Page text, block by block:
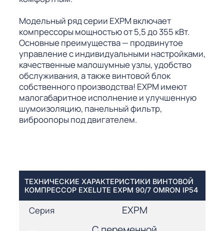
Модельный ряд серии EXPM включает
компрессоры мощностью от 5,5 до 355 кВт.
Основные преимущества — продвинутое
управление с индивидуальными настройками,
качественные малошумные узлы, удобство
обслуживания, а также винтовой блок
собственного производства! EXPM имеют
малогабаритное исполнение и улучшенную
шумоизоляцию, панельный фильтр,
виброопоры под двигателем.
ТЕХНИЧЕСКИЕ ХАРАКТЕРИСТИКИ ВИНТОВОЙ
КОМПРЕССОР EXELUTE EXPM 90/7 OMRON IP54
Серия EXPM